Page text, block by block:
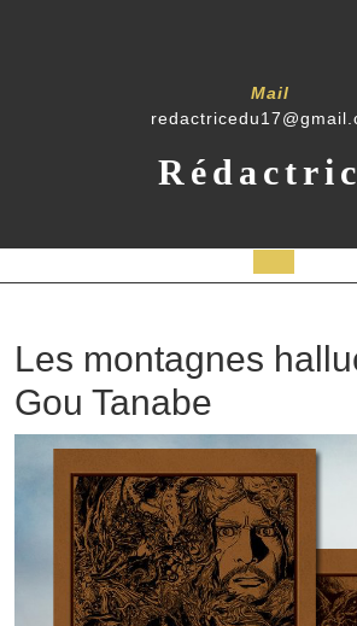
Mail
Les montagnes
Gou Tanabe